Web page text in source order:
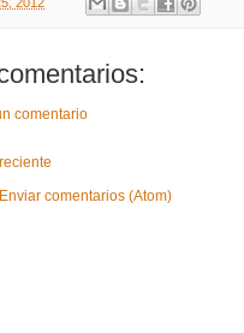
comentario
Enviar comentarios (Atom)